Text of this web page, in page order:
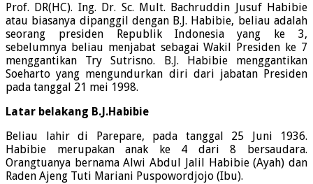
Prof. DR(HC). Ing. Dr. Sc. Mult. Bachruddin Jusuf Habibie
atau biasanya dipanggil dengan B.J. Habibie, beliau adalah
seorang presiden Republik Indonesia yang ke 3,
sebelumnya beliau menjabat sebagai Wakil Presiden ke 7
menggantikan Try Sutrisno. B.J. Habibie menggantikan
Soeharto yang mengundurkan diri dari jabatan Presiden
pada tanggal 21 mei 1998.
Latar belakang B.J.Habibie
Beliau lahir di Parepare, pada tanggal 25 Juni 1936.
Habibie merupakan anak ke 4 dari 8 bersaudara.
Orangtuanya bernama Alwi Abdul Jalil Habibie (Ayah) dan
Raden Ajeng Tuti Mariani Puspowordjojo (Ibu).